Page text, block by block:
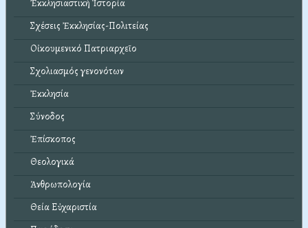
Ἐκκλησιαστική Ἱστορία
Σχέσεις Ἐκκλησίας-Πολιτείας
Οἰκουμενικό Πατριαρχεῖο
Σχολιασμός γενονότων
Ἐκκλησία
Σύνοδος
Ἐπίσκοπος
Θεολογικά
Ἀνθρωπολογία
Θεία Εὐχαριστία